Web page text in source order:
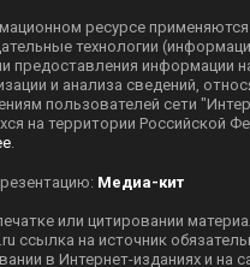
ресурсе применяются
технологии
предоставления информации
и анализа сведений,
пользователей сети
на территории Российской
.
Медиа-кит
или цитировании
ссылка на источник
в Интернет-изданиях и на